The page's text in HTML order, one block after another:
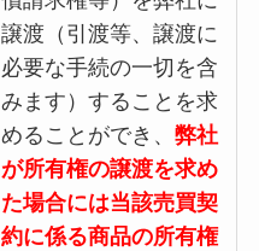
譲渡（引渡等、譲渡に
必要な手続の一切を含
みます）することを求
めることができ、 弊社
が所有権の譲渡を求め
た場合には当該売買契
約に係る商品の所有権